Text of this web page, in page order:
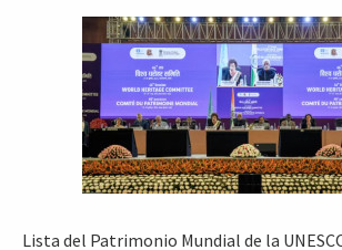
Lista del Patrimonio Mundial de la